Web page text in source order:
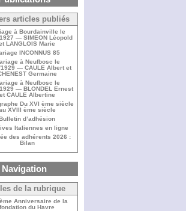
articles publiés
à Bourdainville le
— SIMEON Léopold
LANGLOIS Marie
INCONNUS 85
à Neufbosc le
— CAULE Albert et
Germaine
à Neufbosc le
— BLONDEL Ernest
CAULE Albertine
Du XVI ème siècle
XVIII ème siècle
d’adhésion
Italiennes en ligne
des adhérents 2026 :
Bilan
Navigation
de la rubrique
Anniversaire de la
fondation du Havre